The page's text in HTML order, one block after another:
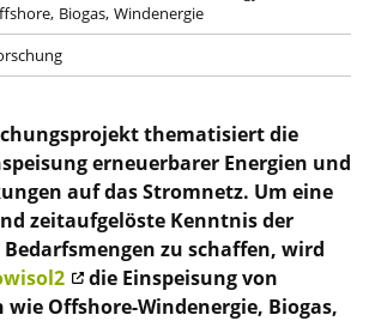
Biogas Windenergie
thematisiert die
erneuerbarer Energien und
auf das Stromnetz. Um eine
zeitaufgelöste Kenntnis der
Bedarfsmengen zu schaffen, wird
die Einspeisung von
wie Offshore-Windenergie, Biogas,